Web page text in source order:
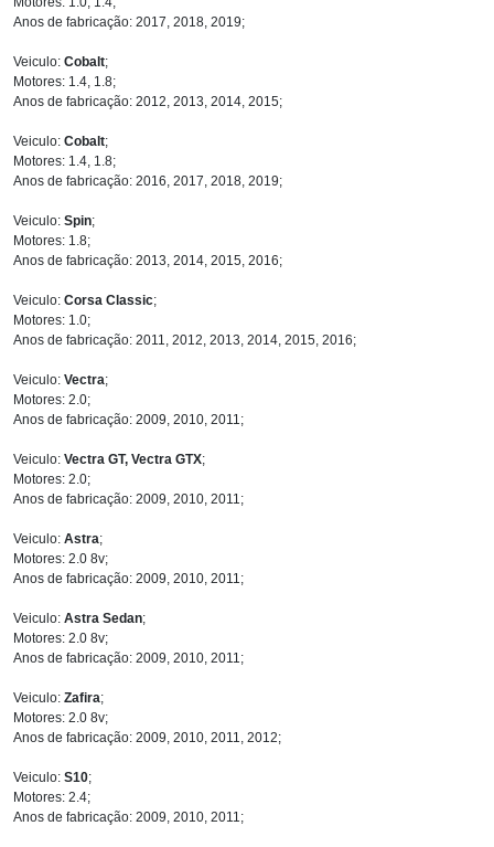
Anos de fabricação: 2017, 2018, 2019;
Veiculo: Cobalt;
Motores: 1.4, 1.8;
Anos de fabricação: 2012, 2013, 2014, 2015;
Veiculo: Cobalt;
Motores: 1.4, 1.8;
Anos de fabricação: 2016, 2017, 2018, 2019;
Veiculo: Spin;
Motores: 1.8;
Anos de fabricação: 2013, 2014, 2015, 2016;
Veiculo: Corsa Classic;
Motores: 1.0;
Anos de fabricação: 2011, 2012, 2013, 2014, 2015, 2016;
Veiculo: Vectra;
Motores: 2.0;
Anos de fabricação: 2009, 2010, 2011;
Veiculo: Vectra GT, Vectra GTX;
Motores: 2.0;
Anos de fabricação: 2009, 2010, 2011;
Veiculo: Astra;
Motores: 2.0 8v;
Anos de fabricação: 2009, 2010, 2011;
Veiculo: Astra Sedan;
Motores: 2.0 8v;
Anos de fabricação: 2009, 2010, 2011;
Veiculo: Zafira;
Motores: 2.0 8v;
Anos de fabricação: 2009, 2010, 2011, 2012;
Veiculo: S10;
Motores: 2.4;
Anos de fabricação: 2009, 2010, 2011;